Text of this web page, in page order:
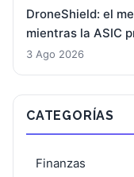
DroneShield: el
mientras la ASIC
3 Ago 2026
CATEGORÍAS
Finanzas